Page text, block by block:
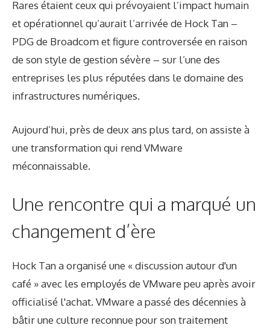
Rares étaient ceux qui prévoyaient l’impact humain
et opérationnel qu’aurait l’arrivée de Hock Tan –
PDG de Broadcom et figure controversée en raison
de son style de gestion sévère – sur l’une des
entreprises les plus réputées dans le domaine des
infrastructures numériques.
Aujourd’hui, près de deux ans plus tard, on assiste à
une transformation qui rend VMware
méconnaissable.
Une rencontre qui a marqué un
changement d’ère
Hock Tan a organisé une « discussion autour d'un
café » avec les employés de VMware peu après avoir
officialisé l'achat. VMware a passé des décennies à
bâtir une culture reconnue pour son traitement